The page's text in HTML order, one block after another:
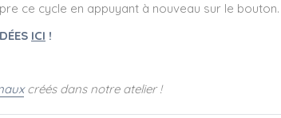
ce cycle en appuyant à nouveau sur le bouton.
ICI !
créés dans notre atelier !